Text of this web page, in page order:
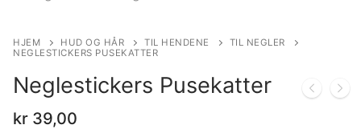
HJEM HUD OG HÅR TIL HENDENE
TIL NEGLER
NEGLESTICKERS PUSEKATTER
Neglestickers Pusekatter
kr 39,00